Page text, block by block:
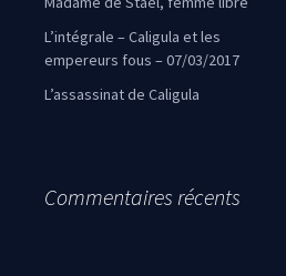
L’intégrale – Caligula et les
empereurs fous – 07/03/2017
L’assassinat de Caligula
Commentaires récents